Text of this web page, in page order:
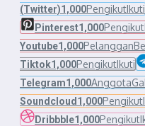
(Twitter)1,000PengikutIkuti
Pinterest1,000Pengikut
Youtube1,000Pelanggan
Tiktok1,000PengikutIkuti
Telegram1,000Anggota
Soundcloud 1,000Pengikut
Dribbble1,000Pengikut